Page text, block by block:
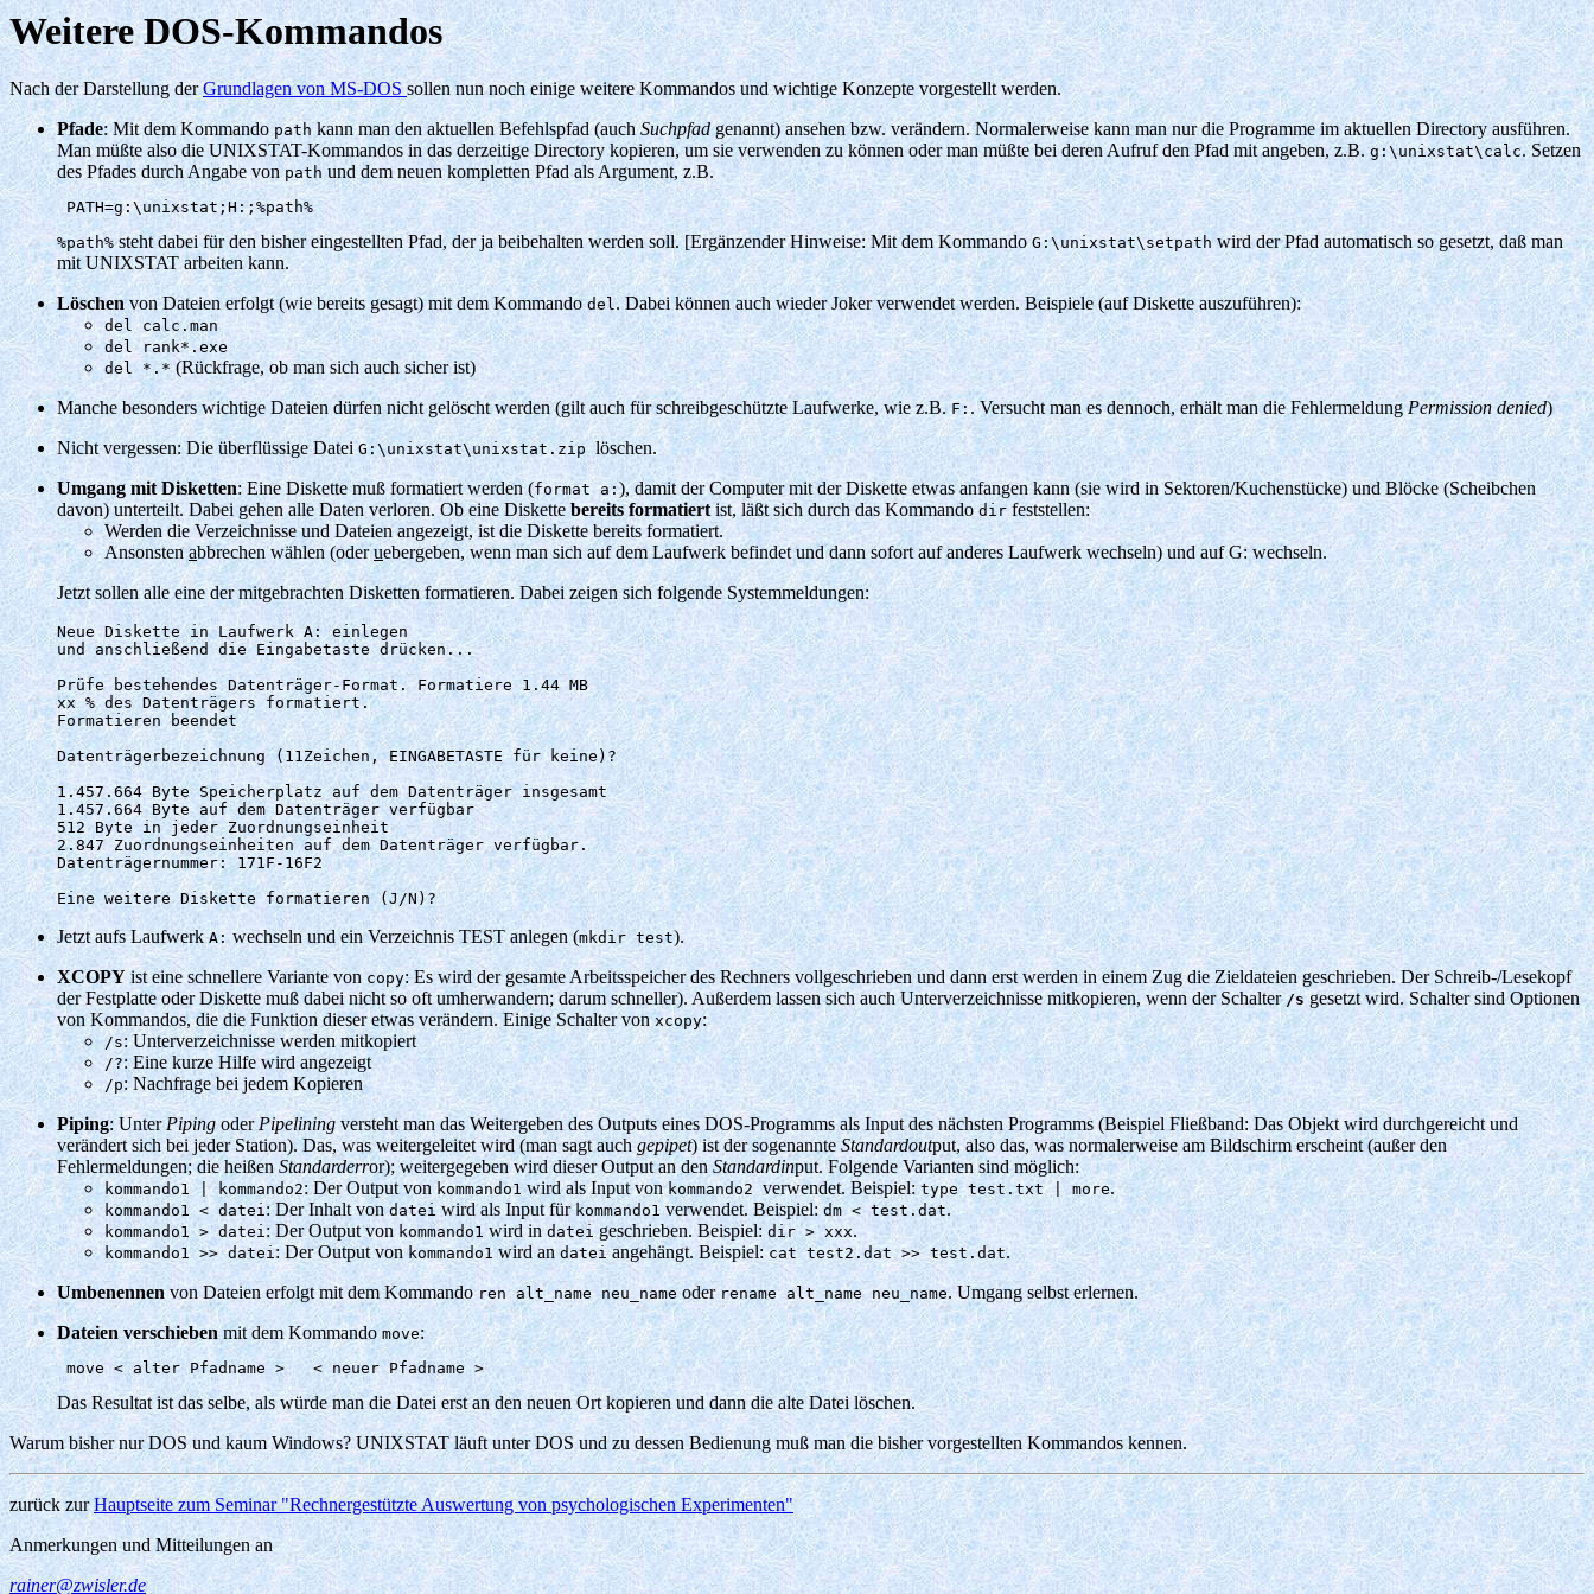
Weitere DOS-Kommandos
Nach der Darstellung derGrundlagen von MS-DOS sollen nun noch einige weitere Kommandos und wichtige Konzepte vorgestellt werden.
Pfade: Mit dem Kommando pathkann man den aktuellen Befehlspfad (auchSuchpfadgenannt) ansehen bzw. verändern. Normalerweise kann man nur die Programme im aktuellen Directory ausführen.
Man müßte also die UNIXSTAT-Kommandos in das derzeitige Directory kopieren, um sie verwenden zu können oder man müßte bei deren Aufruf den Pfad mit angeben, z.B.g:\unixstat\calc. Setzen
des Pfades durch Angabe von path und dem neuen kompletten Pfad als Argument, z.B.
PATH=g:\unixstat;H:;%path%
%path%steht dabei für den bisher eingestellten Pfad, der ja beibehalten werden soll. [Ergänzender Hinweise: Mit dem KommandoG:\unixstat\setpathwird der Pfad automatisch so gesetzt, daß man
mit UNIXSTAT arbeiten kann.
Löschenvon Dateien erfolgt (wie bereits gesagt) mit dem Kommandodel. Dabei können auch wieder Joker verwendet werden. Beispiele (auf Diskette auszuführen):
del calc.man
del rank*.exe
del *.* (Rückfrage, ob man sich auch sicher ist)
Manche besonders wichtige Dateien dürfen nicht gelöscht werden (gilt auch für schreibgeschützte Laufwerke, wie z.B.F: . Versucht man es dennoch, erhält man die FehlermeldungPermission denied)
Nicht vergessen: Die überflüssige DateiG:\unixstat\unixstat.zip löschen.
Umgang mit Disketten: Eine Diskette muß formatiert werden (format a:), damit der Computer mit der Diskette etwas anfangen kann (sie wird in Sektoren/Kuchenstücke) und Blöcke (Scheibchen
davon) unterteilt. Dabei gehen alle Daten verloren. Ob eine Diskettebereits formatiertist, läßt sich durch das Kommando dir feststellen:
Werden die Verzeichnisse und Dateien angezeigt, ist die Diskette bereits formatiert.
Ansonstenabbrechen wählen (oderuebergeben, wenn man sich auf dem Laufwerk befindet und dann sofort auf anderes Laufwerk wechseln) und auf G: wechseln.
Jetzt sollen alle eine der mitgebrachten Disketten formatieren. Dabei zeigen sich folgende Systemmeldungen:
Neue Diskette in Laufwerk A: einlegen
und anschließend die Eingabetaste drücken...
Prüfe bestehendes Datenträger-Format. Formatiere 1.44 MB
xx % des Datenträgers formatiert.
Formatieren beendet
Datenträgerbezeichnung (11Zeichen, EINGABETASTE für keine)?
1.457.664 Byte Speicherplatz auf dem Datenträger insgesamt
1.457.664 Byte auf dem Datenträger verfügbar
512 Byte in jeder Zuordnungseinheit
2.847 Zuordnungseinheiten auf dem Datenträger verfügbar.
Datenträgernummer: 171F-16F2
Jetzt aufs LaufwerkA:wechseln und ein Verzeichnis TEST anlegen (mkdir test).
XCOPY ist eine schnellere Variante voncopy: Es wird der gesamte Arbeitsspeicher des Rechners vollgeschrieben und dann erst werden in einem Zug die Zieldateien geschrieben. Der Schreib-/Lesekopf
der Festplatte oder Diskette muß dabei nicht so oft umherwandern; darum schneller). Außerdem lassen sich auch Unterverzeichnisse mitkopieren, wenn der Schalter/sgesetzt wird. Schalter sind Optionen
von Kommandos, die die Funktion dieser etwas verändern. Einige Schalter vonxcopy:
/s: Unterverzeichnisse werden mitkopiert
/?: Eine kurze Hilfe wird angezeigt
/p: Nachfrage bei jedem Kopieren
Piping: UnterPipingoderPipelining versteht man das Weitergeben des Outputs eines DOS-Programms als Input des nächsten Programms (Beispiel Fließband: Das Objekt wird durchgereicht und
verändert sich bei jeder Station). Das, was weitergeleitet wird (man sagt auch gepipet) ist der sogenannteStandardoutput, also das, was normalerweise am Bildschirm erscheint (außer den
Fehlermeldungen; die heißenStandarderror); weitergegeben wird dieser Output an den Standardinput. Folgende Varianten sind möglich:
kommando1 | kommando2: Der Output vonkommando1wird als Input vonkommando2verwendet. Beispiel: type test.txt | more.
kommando1 < datei: Der Inhalt von datei wird als Input fürkommando1 verwendet. Beispiel: dm < test.dat.
kommando1 > datei: Der Output von kommando1wird indatei geschrieben. Beispiel: dir > xxx.
kommando1 >> datei: Der Output von kommando1wird andateiangehängt. Beispiel:cat test2.dat >> test.dat.
Umbenennen von Dateien erfolgt mit dem Kommando ren alt_name neu_name oder rename alt_name neu_name. Umgang selbst erlernen.
Dateien verschiebenmit dem Kommandomove:
move < alter Pfadname >   < neuer Pfadname >
Das Resultat ist das selbe, als würde man die Datei erst an den neuen Ort kopieren und dann die alte Datei löschen.
Warum bisher nur DOS und kaum Windows? UNIXSTAT läuft unter DOS und zu dessen Bedienung muß man die bisher vorgestellten Kommandos kennen.
zurück zurHauptseite zum Seminar "Rechnergestützte Auswertung von psychologischen Experimenten"
Anmerkungen und Mitteilungen an
rainer@zwisler.de